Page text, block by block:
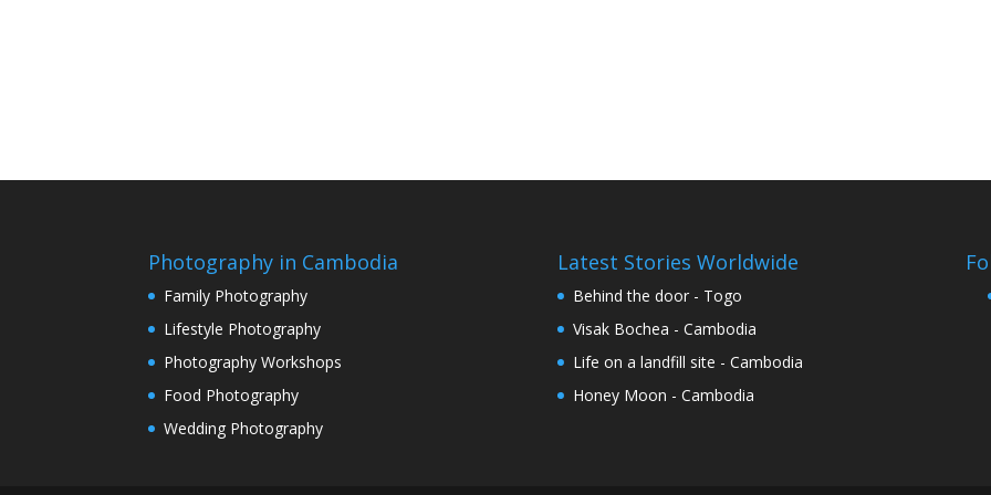
Photography in Cambodia
Family Photography
Lifestyle Photography
Photography Workshops
Food Photography
Wedding Photography
Latest Stories Worldwide
Behind the door - Togo
Visak Bochea - Cambodia
Life on a landfill site - Cambodia
Honey Moon - Cambodia